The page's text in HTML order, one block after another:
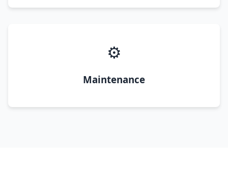
⚙️
Maintenance